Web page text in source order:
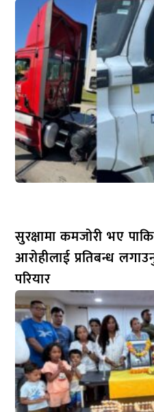
सुरक्षामा कमजोरी भए
आरोहीलाई प्रतिबन्ध
परियार